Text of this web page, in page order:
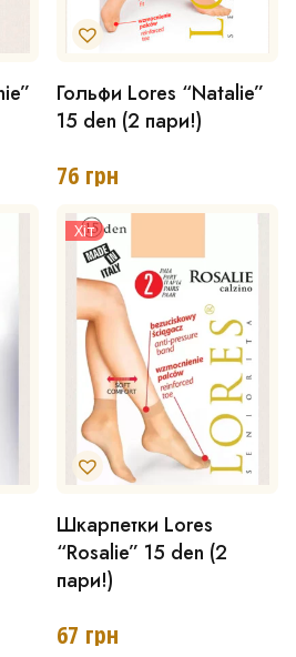
Гольфи Lores “Natalie”
15 den (2 пари!)
76 грн
Цей
товар
має
варіантів.
Параметри
можна
вибрати
сторінці
товару
Хіт
Шкарпетки Lores
“Rosalie” 15 den (2
пари!)
67 грн
Цей
товар
має
кілька